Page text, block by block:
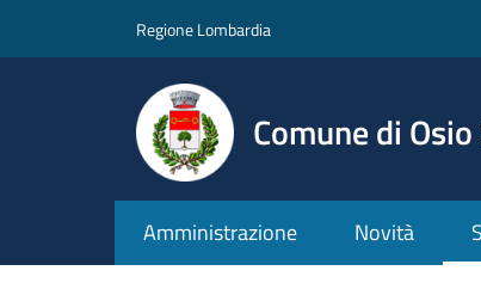
Regione Lombardia
Comune di
Amministrazione Novità